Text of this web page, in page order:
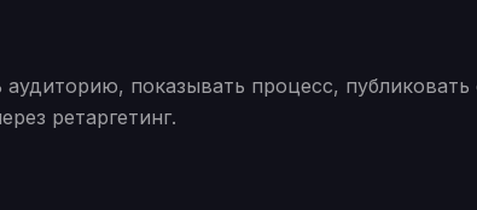
показывать процесс,
ретаргетинг.